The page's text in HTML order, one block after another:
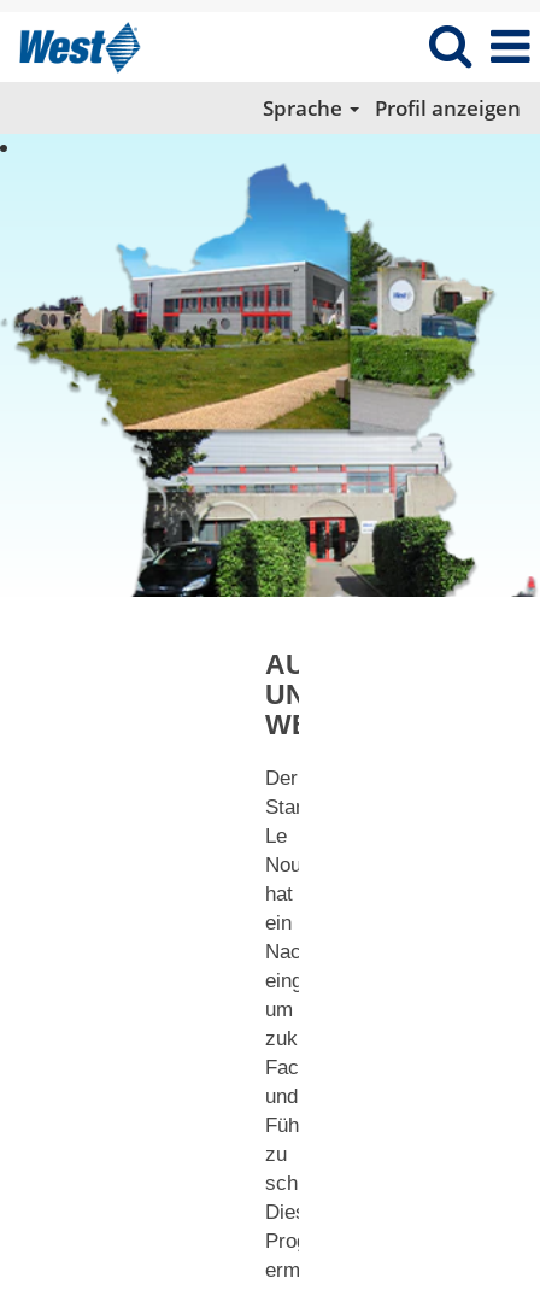
Sprache Profil anzeigen
Frankreich
AUSBILDUNG
UND
Der
Standort
Le
Nouvion
hat
ein
Nachwuchsprogramm
eingeführt,
um
zukünftige
Fach-
und
Führungskräfte
zu
schulen.
Dieses
Programm
ermöglicht